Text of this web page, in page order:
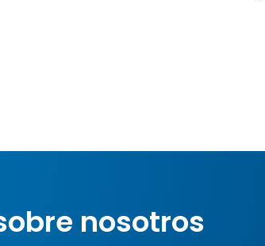
nosotros